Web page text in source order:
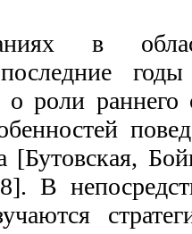
в
о роли
[Бутовская,
В